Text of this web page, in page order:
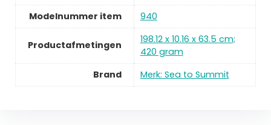
Modelnummer item
940
Productafmetingen
198.12 x 10.16 x 63.5 cm;
420 gram
Brand
Merk: Sea to Summit